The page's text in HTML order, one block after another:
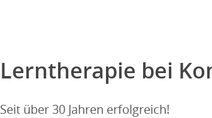
Lerntherapie bei
Seit über 30 Jahren erfolgreich!